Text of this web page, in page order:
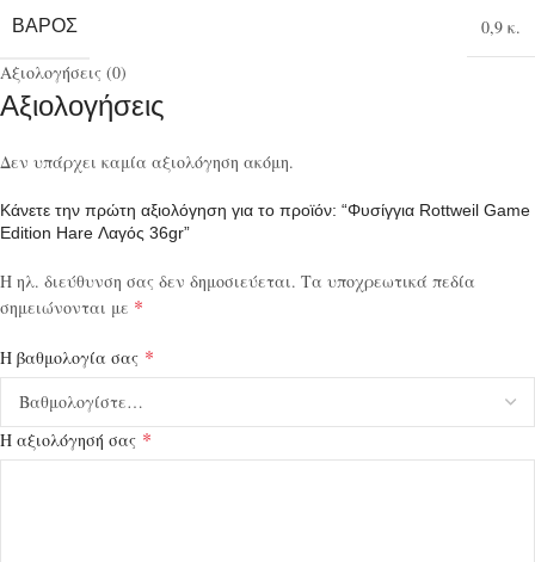
ΒΆΡΟΣ
0,9 κ.
Αξιολογήσεις (0)
Αξιολογήσεις
Δεν υπάρχει καμία αξιολόγηση ακόμη.
Κάνετε την πρώτη αξιολόγηση για το προϊόν: “Φυσίγγια Rottweil Game
Edition Hare Λαγός 36gr”
Η ηλ. διεύθυνση σας δεν δημοσιεύεται. Τα υποχρεωτικά πεδία
σημειώνονται με *
Η βαθμολογία σας *
Η αξιολόγησή σας *